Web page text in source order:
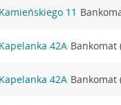
11
42A Bankomat
42A Bankomat